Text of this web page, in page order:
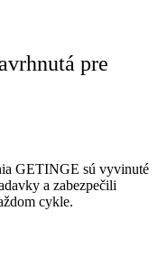
pre
GETINGE sú vyvinuté
a zabezpečili
cykle.